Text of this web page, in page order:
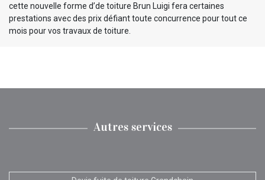
cette nouvelle forme d’de toiture Brun Luigi fera certaines
prestations avec des prix défiant toute concurrence pour tout ce
mois pour vos travaux de toiture.
Autres services